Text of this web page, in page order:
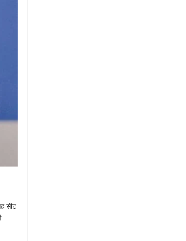
सीट